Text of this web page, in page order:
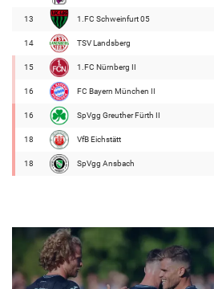
13 1.FC Schweinfurt 05
14 TSV Landsberg
15 1.FC Nürnberg II
16 FC Bayern München II
16 SpVgg Greuther Fürth II
18 VfB Eichstätt
18 SpVgg Ansbach